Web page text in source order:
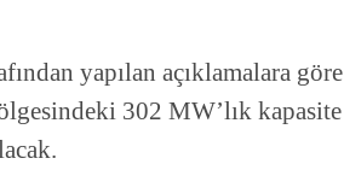
yapılan açıklamalara göre
302 MW’lık kapasite